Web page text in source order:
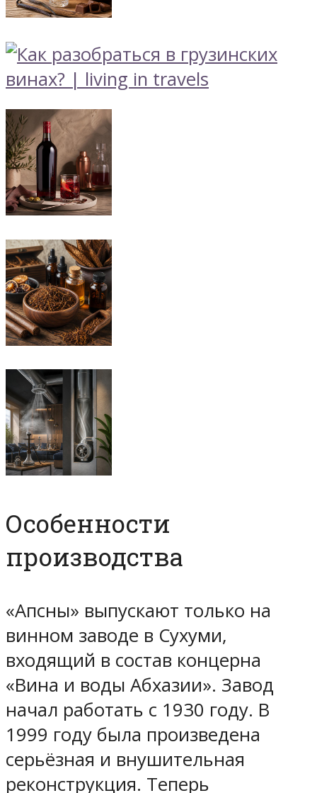
Особенности
производства
«Апсны» выпускают только на
винном заводе в Сухуми,
входящий в состав концерна
«Вина и воды Абхазии». Завод
начал работать с 1930 году. В
1999 году была произведена
серьёзная и внушительная
реконструкция. Теперь